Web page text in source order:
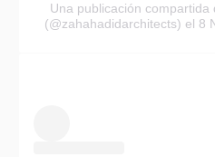
Una publicación compartida
(@zahahadidarchitects) el 8